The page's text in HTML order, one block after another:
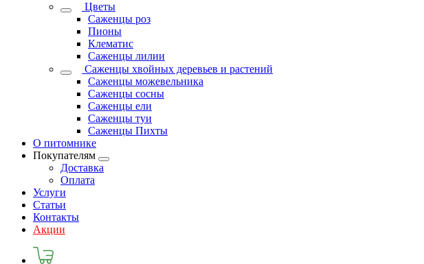
Цветы
Саженцы роз
Пионы
Клематис
Саженцы лилии
Саженцы хвойных деревьев и растений
Саженцы можевельника
Саженцы сосны
Саженцы ели
Саженцы туи
Саженцы Пихты
О питомнике
Покупателям
Доставка
Оплата
Услуги
Статьи
Контакты
Акции